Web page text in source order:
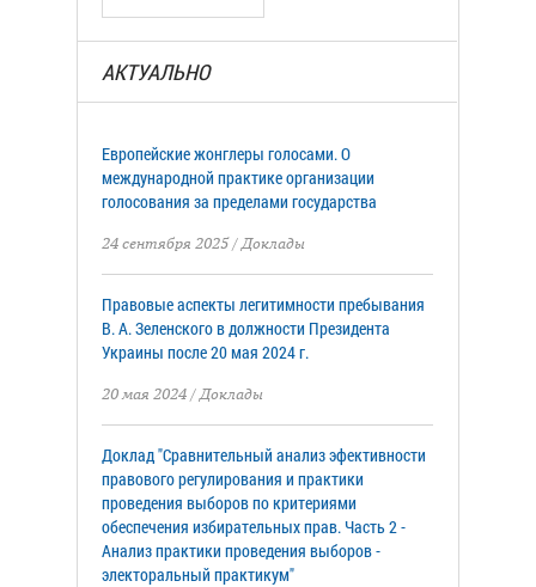
АКТУАЛЬНО
Европейские жонглеры голосами. О
международной практике организации
голосования за пределами государства
24 сентября 2025/ Доклады
Правовые аспекты легитимности пребывания
В. А. Зеленского в должности Президента
Украины после 20 мая 2024 г.
20 мая 2024 / Доклады
Доклад "Сравнительный анализ эфективности
правового регулирования и практики
проведения выборов по критериями
обеспечения избирательных прав. Часть 2 -
Анализ практики проведения выборов -
электоральный практикум"